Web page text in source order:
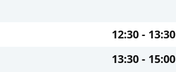
12:30 - 13:30
13:30 - 15:00